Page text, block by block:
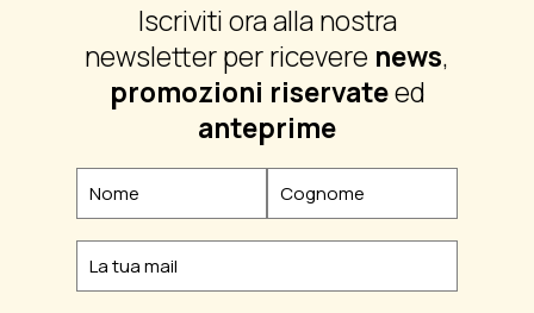
Iscriviti ora alla nostra
newsletter per ricevere news,
promozioni riservateed
anteprime